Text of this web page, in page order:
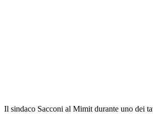
Il sindaco Sacconi al Mimit durante uno dei